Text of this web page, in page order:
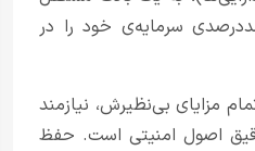
سرمایه‌ی خود را در
مزایای بی‌نظیرش، نیازمند
اصول امنیتی است. حفظ